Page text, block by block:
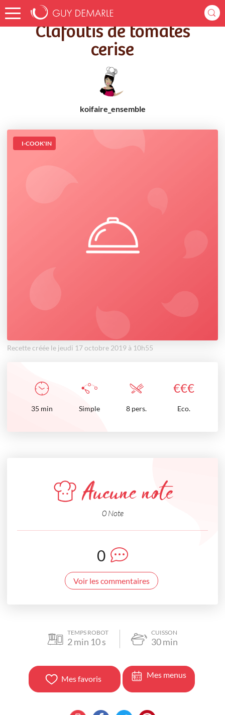
Accueil Recettes Clafoutis de tomates cerise
Clafoutis de tomates
cerise
koifaire_ensemble
I-COOK'IN
Recette créée le jeudi 17 octobre 2019 à 10h55
€€€
35 min Simple 8 pers. Eco.
Aucune note
0 Note
0
Voir les commentaires
TEMPS ROBOT
2min 10s
CUISSON
30min
Mes favoris Mes menus